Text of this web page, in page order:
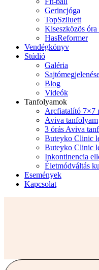
Gerincjóga
TopSziluett
Kiseszközös óra
HasReformer
Vendégkönyv
Stúdió
Galéria
Blog
Videók
Tanfolyamok
Arcfiatalító 7×7
Aviva tanfolyam
3 órás Aviva
Buteyko Clinic
Buteyko Clinic
Inkontinencia
Életmódváltás
Események
Kapcsolat